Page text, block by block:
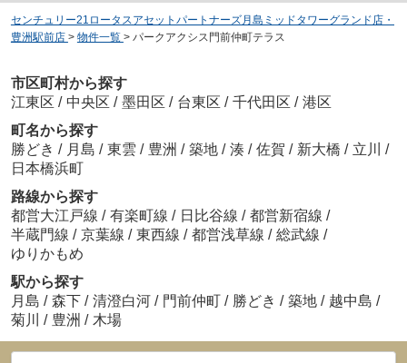
センチュリー21ロータスアセットパートナーズ月島ミッドタワーグランド店・
豊洲駅前店 > 物件一覧 > パークアクシス門前仲町テラス
市区町村から探す
江東区 / 中央区 / 墨田区 / 台東区 / 千代田区 / 港区
町名から探す
勝どき / 月島 / 東雲 / 豊洲 / 築地 / 湊 / 佐賀 / 新大橋 / 立川 /
日本橋浜町
路線から探す
都営大江戸線 / 有楽町線 / 日比谷線 / 都営新宿線 /
半蔵門線 / 京葉線 / 東西線 / 都営浅草線 / 総武線 /
ゆりかもめ
駅から探す
月島 / 森下 / 清澄白河 / 門前仲町 / 勝どき / 築地 / 越中島 /
菊川
/ 豊洲 / 木場